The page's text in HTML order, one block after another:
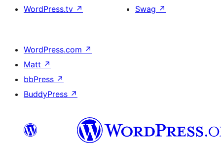
WordPress.tv ↗
Swag ↗
WordPress.com ↗
Matt ↗
bbPress ↗
BuddyPress ↗